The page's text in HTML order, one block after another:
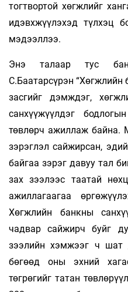
тогтвортой хөгжлийг
идэвхжүүлэхэд түлхэц
мэдээллээ.
Энэ талаар тус
С.Баатарсүрэн “Хөгжлийн
засгийг дэмждэг,
санхүүжүүлдэг
төвлөрч ажиллаж байна.
зэрэглэл сайжирсан,
байгаа зэрэг давуу тал
зах зээлээс таатай
ажиллагаагаа
Хөгжлийн банкны
чадвар сайжирч буйг
зээлийн хэм­жээг ч шат
бөгөөд оны эхний
төгрөгийг татан